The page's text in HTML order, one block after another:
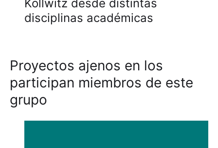
Kollwitz desde distintas
disciplinas académicas
Proyectos ajenos en los
participan miembros de este
grupo